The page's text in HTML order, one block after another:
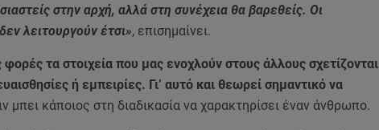
στην αρχή, αλλά στη συνέχεια θα βαρεθείς. Οι
λειτουργούν έτσι», επισημαίνει.
τα στοιχεία που μας ενοχλούν στους άλλους σχετίζονται
ή εμπειρίες. Γι’ αυτό και θεωρεί σημαντικό να
μπει κάποιος στη διαδικασία να χαρακτηρίσει έναν άνθρωπο.